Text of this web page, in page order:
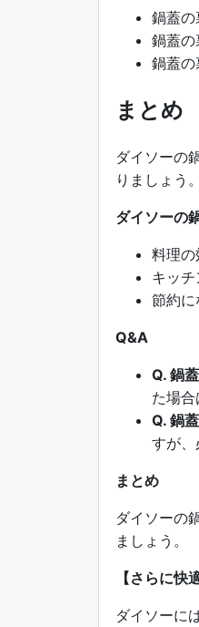
鍋蓋の
鍋蓋の
鍋蓋の
まとめ
ダイソーの
りましょう。
ダイソーの
料理
キッ
節約に
Q&A
Q. 鍋
た場合
Q. 鍋
すが、
まとめ
ダイソーの
ましょう。
【さらに快
ダイソーに